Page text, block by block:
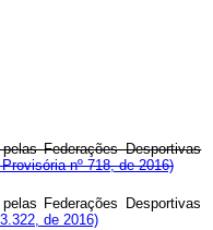
Federações Desportivas
nº 718, de 2016)
Federações Desportivas
de 2016)